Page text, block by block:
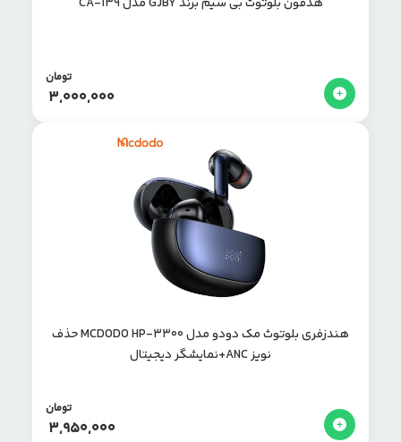
3,000,000
تومان
هندزفری بلوتوث مک دودو مدل MCDODO HP-3300 حذف
نویز ANC+نمایشگر دیجیتال
3,950,000
تومان